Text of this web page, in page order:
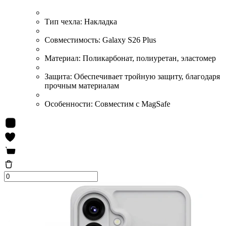
Тип чехла: Накладка
Совместимость: Galaxy S26 Plus
Материал: Поликарбонат, полиуретан, эластомер
Защита: Обеспечивает тройную защиту, благодаря
прочным материалам
Особенности: Совместим с MagSafe